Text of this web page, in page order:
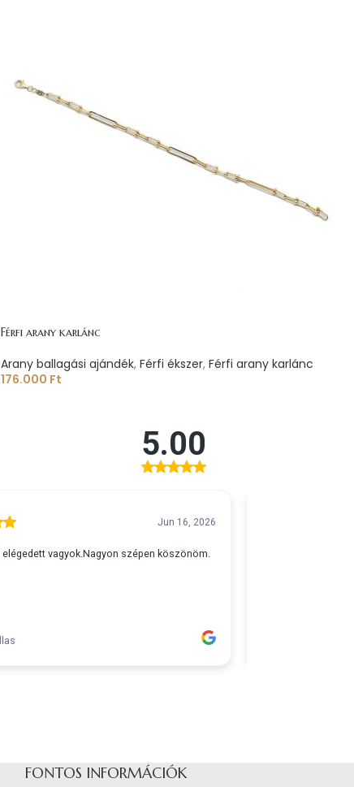
Férfi arany karlánc
Arany ballagási ajándék, Férfi ékszer, Férfi arany karlánc
176.000 Ft
FONTOS INFORMÁCIÓK